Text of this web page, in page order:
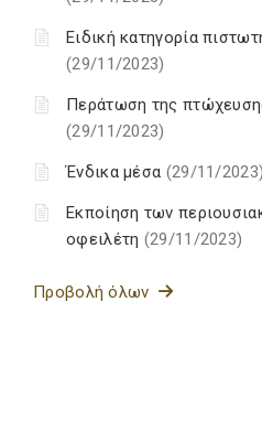
Ειδική κατηγορία
(29/11/2023)
Περάτωση της
(29/11/2023)
Ένδικα μέσα (29/11/2023)
Εκποίηση των
οφειλέτη (29/11/2023)
Προβολή όλων